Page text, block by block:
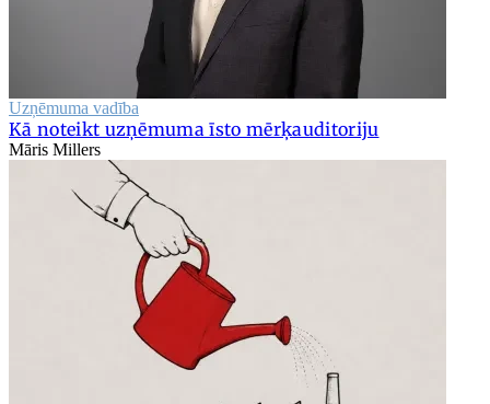
Uzņēmuma vadība
Kā noteikt uzņēmuma īsto mērķauditoriju
Māris Millers